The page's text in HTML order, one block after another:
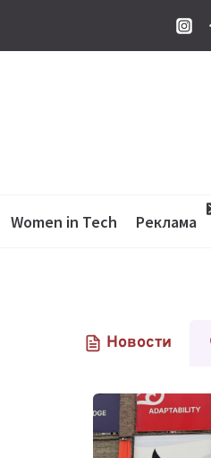
Women in Tech Реклама
Новости